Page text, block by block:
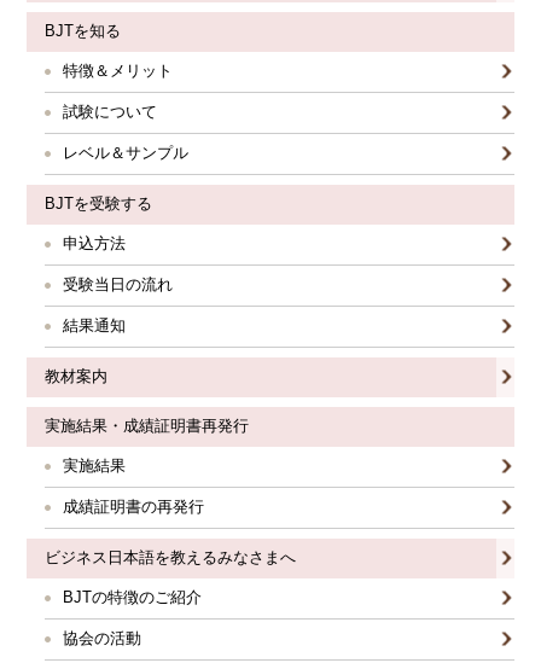
BJTを知る
特徴＆メリット
試験について
レベル＆サンプル
BJTを受験する
申込方法
受験当日の流れ
結果通知
教材案内
実施結果・成績証明書再発行
実施結果
成績証明書の再発行
ビジネス日本語を教えるみなさまへ
BJTの特徴のご紹介
協会の活動